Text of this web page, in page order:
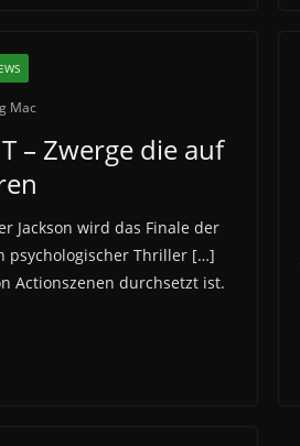
Mac
– Zwerge die auf
Jackson wird das Finale der
psychologischer Thriller […]
Actionszenen durchsetzt ist.